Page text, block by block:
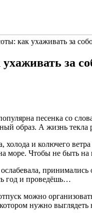
как ухаживать за
за
песенка со
образ. А жизнь
холода и колючего
море. Чтобы не быть
ослабевала,
год и проведёшь…
можно
нужно